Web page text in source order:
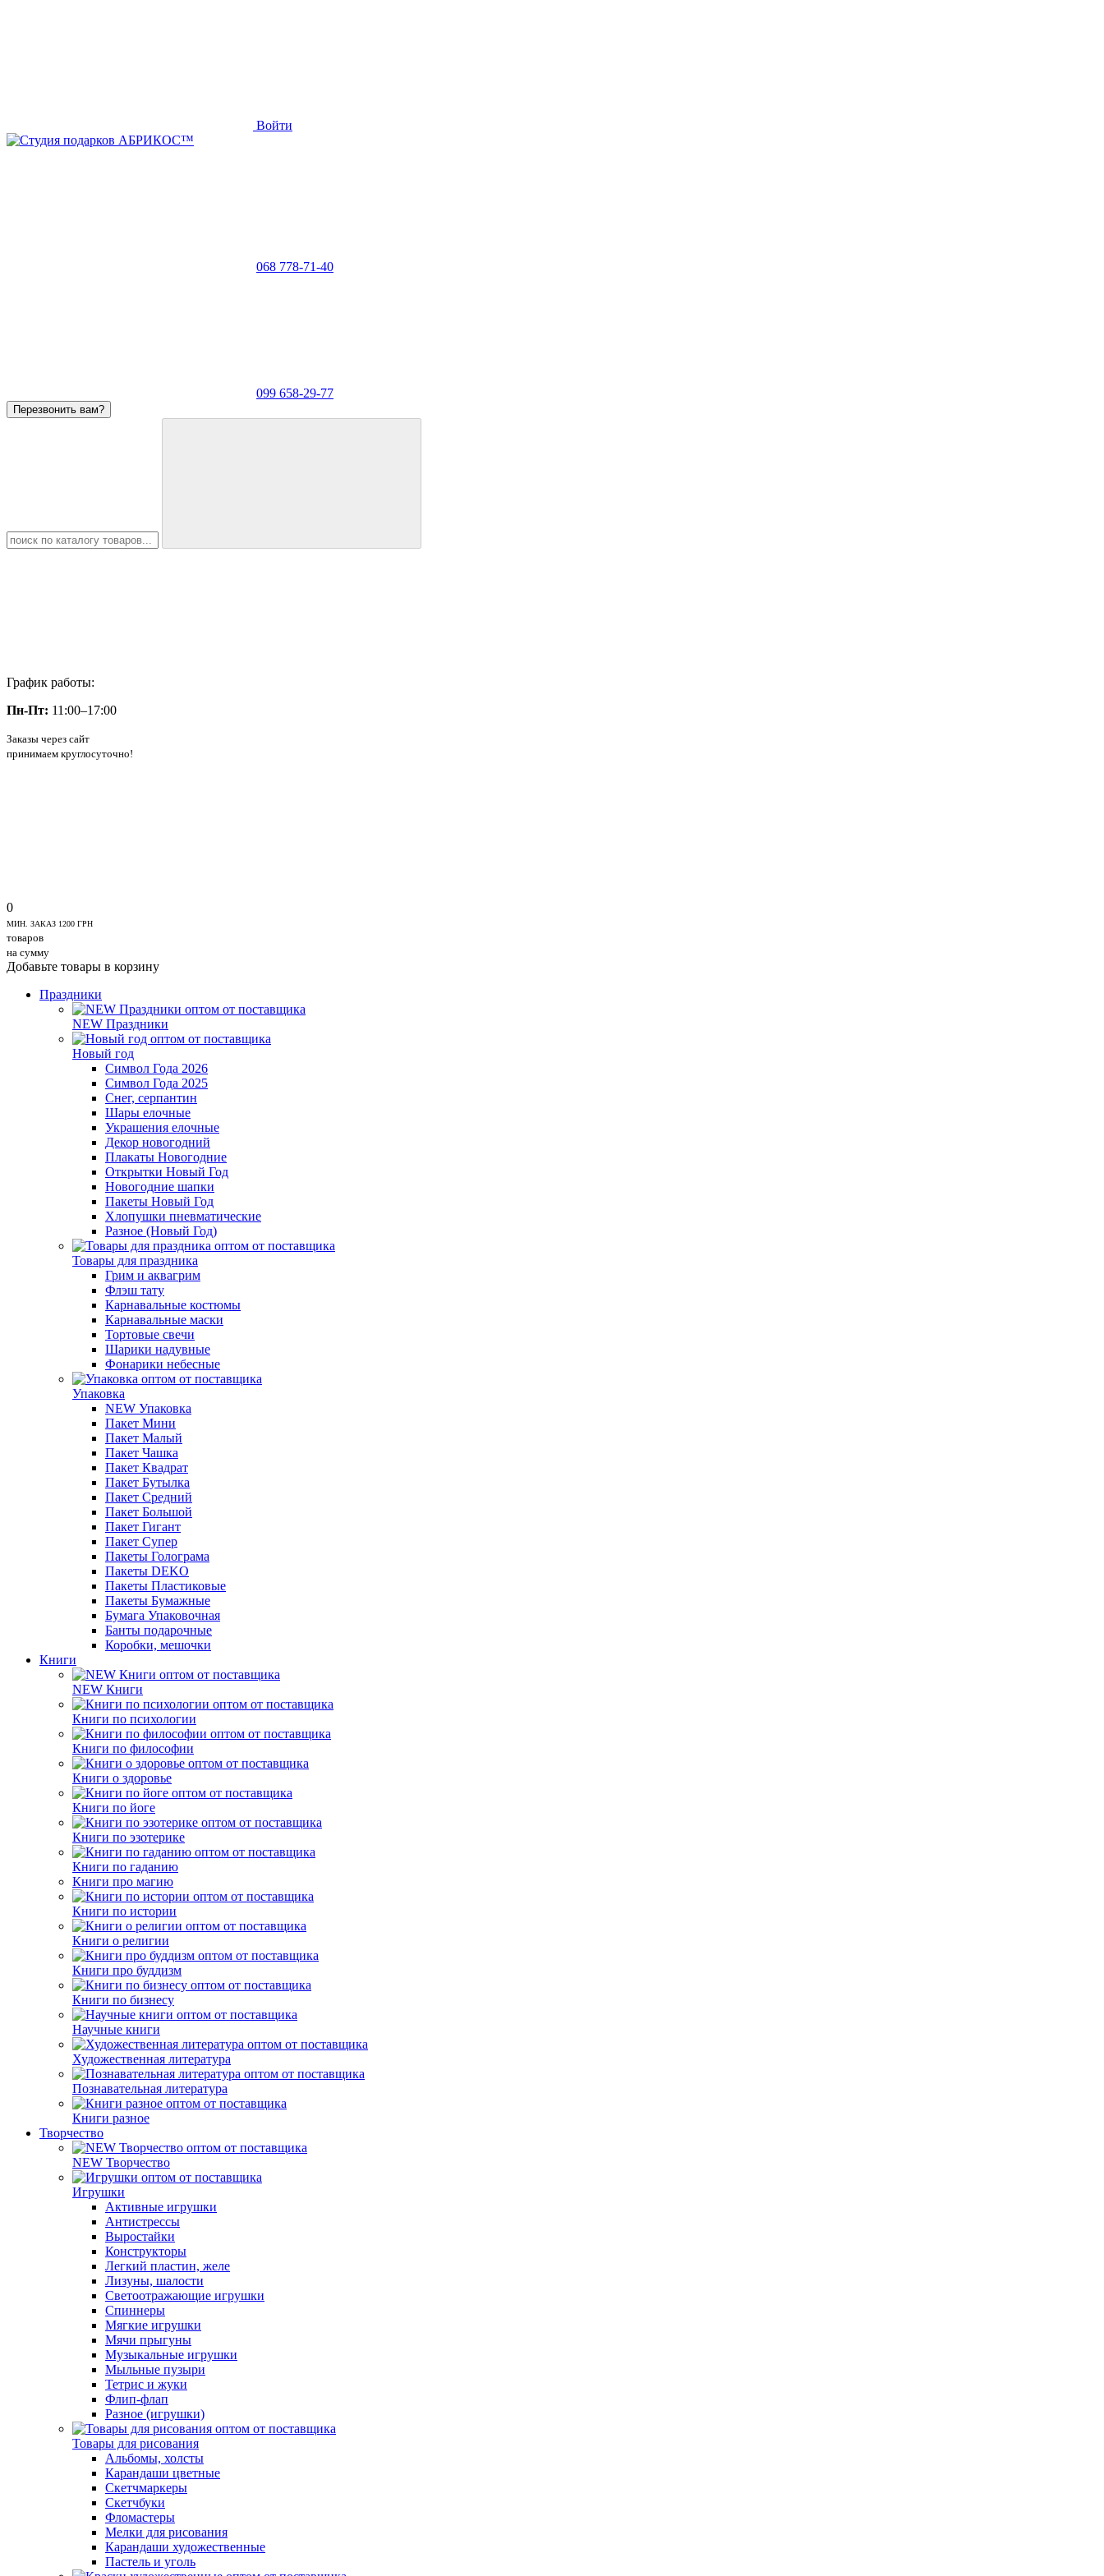
Войти
068 778-71-40
099 658-29-77
Перезвонить вам?
График работы:
Пн-Пт: 11:00–17:00
Заказы через сайт
принимаем круглосуточно!
0
МИН. ЗАКАЗ 1200 ГРН
товаров
на сумму
Добавьте товары в корзину
Праздники
NEW Праздники
Новый год
Символ Года 2026
Символ Года 2025
Снег, серпантин
Шары елочные
Украшения елочные
Декор новогодний
Плакаты Новогодние
Открытки Новый Год
Новогодние шапки
Пакеты Новый Год
Хлопушки пневматические
Разное (Новый Год)
Товары для праздника
Грим и аквагрим
Флэш тату
Карнавальные костюмы
Карнавальные маски
Тортовые свечи
Шарики надувные
Фонарики небесные
Упаковка
NEW Упаковка
Пакет Мини
Пакет Малый
Пакет Чашка
Пакет Квадрат
Пакет Бутылка
Пакет Средний
Пакет Большой
Пакет Гигант
Пакет Супер
Пакеты Голограма
Пакеты DEKO
Пакеты Пластиковые
Пакеты Бумажные
Бумага Упаковочная
Банты подарочные
Коробки, мешочки
Книги
NEW Книги
Книги по психологии
Книги по философии
Книги о здоровье
Книги по йоге
Книги по эзотерике
Книги по гаданию
Книги про магию
Книги по истории
Книги о религии
Книги про буддизм
Книги по бизнесу
Научные книги
Художественная литература
Познавательная литература
Книги разное
Творчество
NEW Творчество
Игрушки
Активные игрушки
Антистрессы
Выростайки
Конструкторы
Легкий пластин, желе
Лизуны, шалости
Светоотражающие игрушки
Спиннеры
Мягкие игрушки
Мячи прыгуны
Музыкальные игрушки
Мыльные пузыри
Тетрис и жуки
Флип-флап
Разное (игрушки)
Товары для рисования
Альбомы, холсты
Карандаши цветные
Скетчмаркеры
Скетчбуки
Фломастеры
Мелки для рисования
Карандаши художественные
Пастель и уголь